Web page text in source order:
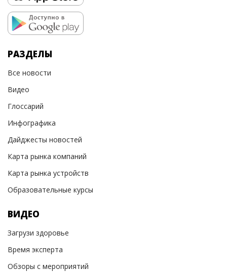
РАЗДЕЛЫ
Все новости
Видео
Глоссарий
Инфографика
Дайджесты новостей
Карта рынка компаний
Карта рынка устройств
Образовательные курсы
ВИДЕО
Загрузи здоровье
Время эксперта
Обзоры с мероприятий